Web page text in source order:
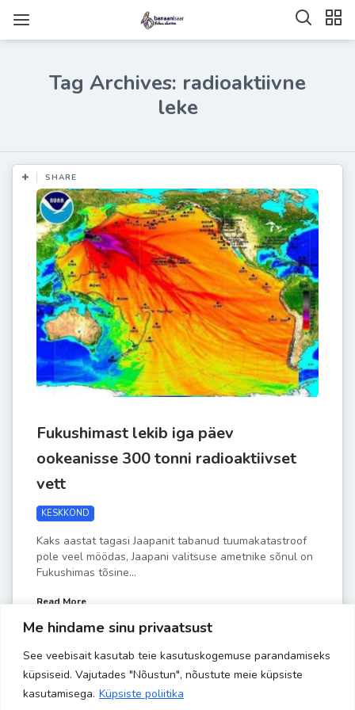
Me hindame sinu privaatsust
See veebisait kasutab teie kasutuskogemuse parandamiseks
küpsiseid. Vajutades "Nõustun", nõustute meie küpsiste
kasutamisega. Küpsiste poliitika
Tag Archives: radioaktiivne
leke
SHARE
Fukushimast lekib iga päev
ookeanisse 300 tonni radioaktiivset
vett
KESKKOND
Kaks aastat tagasi Jaapanit tabanud tuumakatastroof
pole veel möödas, Jaapani valitsuse ametnike sõnul on
Fukushimas tõsine...
Read More
AUG 13 byLiisa-Indra